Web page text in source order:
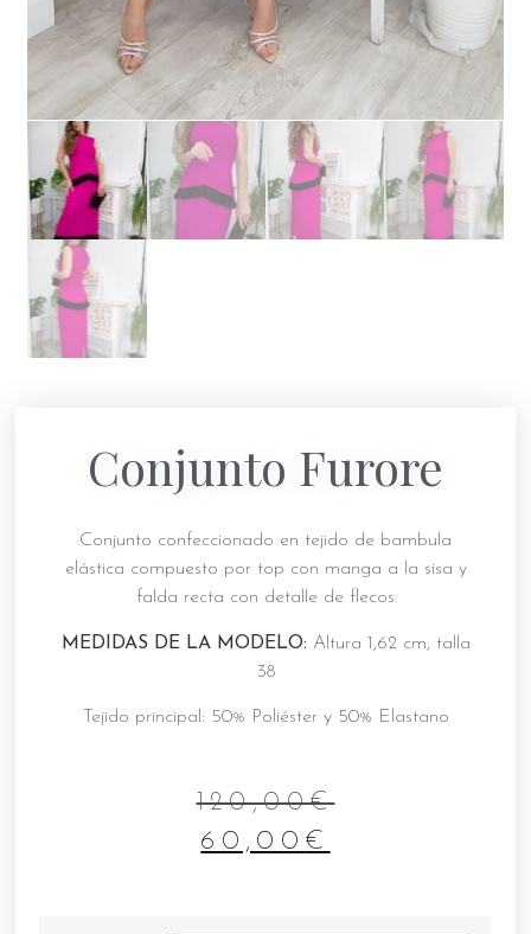
Conjunto Furore
Conjunto confeccionado en tejido de bambula
elástica compuesto por top con manga a la sisa y
falda recta con detalle de flecos
MEDIDAS DE LA MODELO: Altura 1,62 cm, talla
38
Tejido principal: 50% Poliéster y 50% Elastano
120,00€
60,00 €